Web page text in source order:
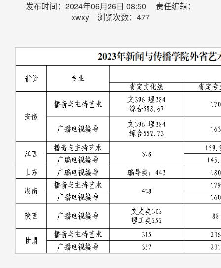
发布时间：2024年06月26日 08:50 责任编辑：
xwxy 浏览次数： 477